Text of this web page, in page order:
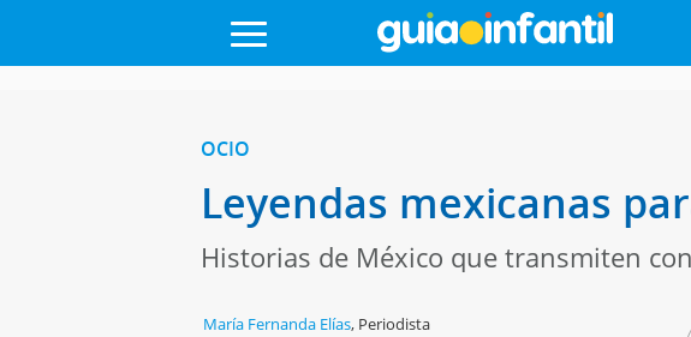
OCIO
Leyendas mexicanas
Historias de México que transmiten
María Fernanda Elías, Periodista